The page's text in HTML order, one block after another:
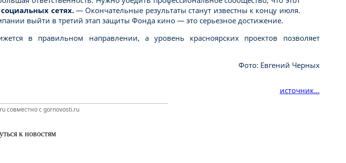
сетях.— Окончательные результаты станут известны к концу июля.
выйти в третий этап защиты Фонда кино — это серьезное достижение.
в правильном направлении, а уровень красноярских проектов позволяет
Фото: Евгений Черных
источник...
совместно с gornovosti.ru
к новостям